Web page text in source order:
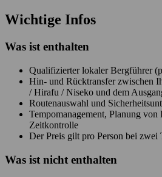
Wichtige Infos
Was ist enthalten
Qualifizierter lokaler Bergführer
Hin- und Rücktransfer zwischen
/ Hirafu / Niseko und dem
Routenauswahl und
Tempomanagement, Planung von
Zeitkontrolle
Der Preis gilt pro Person bei zwei
Was ist nicht enthalten